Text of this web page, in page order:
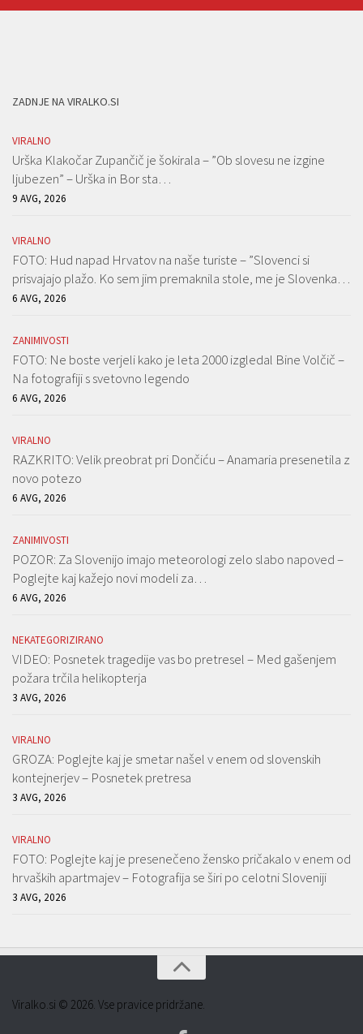
ZADNJE NA VIRALKO.SI
VIRALNO
Urška Klakočar Zupančič je šokirala – ”Ob slovesu ne izgine
ljubezen” – Urška in Bor sta…
9 AVG, 2026
VIRALNO
FOTO: Hud napad Hrvatov na naše turiste – ”Slovenci si
prisvajajo plažo. Ko sem jim premaknila stole, me je Slovenka…
6 AVG, 2026
ZANIMIVOSTI
FOTO: Ne boste verjeli kako je leta 2000 izgledal Bine Volčič –
Na fotografiji s svetovno legendo
6 AVG, 2026
VIRALNO
RAZKRITO: Velik preobrat pri Dončiću – Anamaria presenetila z
novo potezo
6 AVG, 2026
ZANIMIVOSTI
POZOR: Za Slovenijo imajo meteorologi zelo slabo napoved –
Poglejte kaj kažejo novi modeli za…
6 AVG, 2026
NEKATEGORIZIRANO
VIDEO: Posnetek tragedije vas bo pretresel – Med gašenjem
požara trčila helikopterja
3 AVG, 2026
VIRALNO
GROZA: Poglejte kaj je smetar našel v enem od slovenskih
kontejnerjev – Posnetek pretresa
3 AVG, 2026
VIRALNO
FOTO: Poglejte kaj je presenečeno žensko pričakalo v enem od
hrvaških apartmajev – Fotografija se širi po celotni Sloveniji
3 AVG, 2026
Viralko.si © 2026. Vse pravice pridržane.